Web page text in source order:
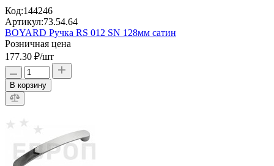
Код:144246
Артикул:73.54.64
BOYARD Ручка RS 012 SN 128мм сатин
Розничная цена
177.30 ₽/шт
В корзину